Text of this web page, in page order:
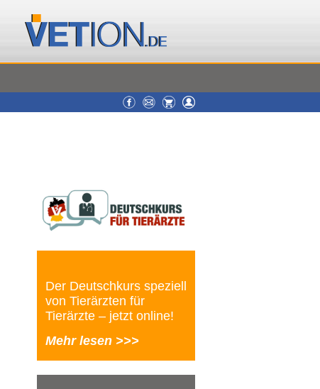
Der Deutschkurs speziell
von Tierärzten für
Tierärzte – jetzt online!
Mehr lesen >>>